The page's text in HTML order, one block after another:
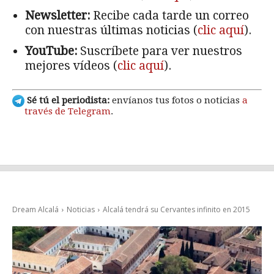
Newsletter: Recibe cada tarde un correo
con nuestras últimas noticias (clic aquí).
YouTube: Suscríbete para ver nuestros
mejores vídeos (clic aquí).
Sé tú el periodista: envíanos tus fotos o noticias a
través de Telegram.